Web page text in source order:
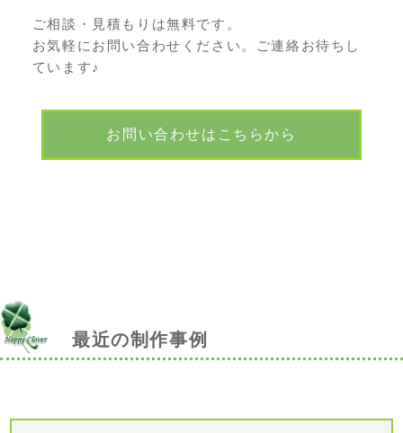
ご相談・見積もりは無料です。
お気軽にお問い合わせください。ご連絡お待ちし
ています♪
お問い合わせはこちらから
最近の制作事例